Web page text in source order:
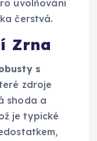
uvolňování
čerstvá.
Zrna
s
zdroje
shoda a
je typické